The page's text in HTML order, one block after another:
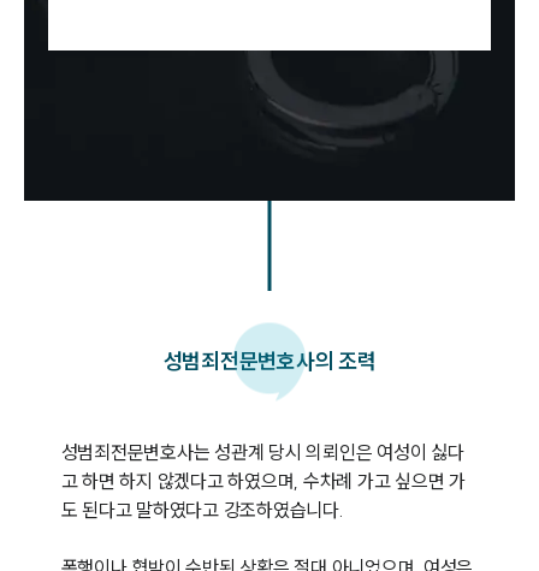
성범죄전문변호사의 조력
성범죄전문변호사는 성관계 당시 의뢰인은 여성이 싫다
고 하면 하지 않겠다고 하였으며, 수차례 가고 싶으면 가
도 된다고 말하였다고 강조하였습니다.